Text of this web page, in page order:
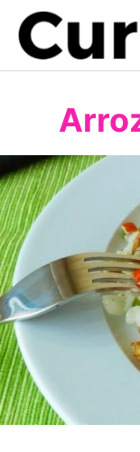
Saltar
contenido